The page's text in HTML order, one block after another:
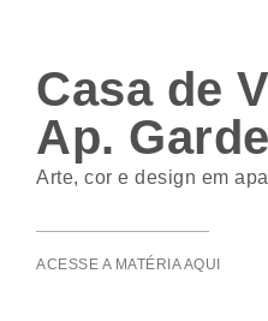
Casa de
Ap.
Arte, cor e design em
ACESSE A MATÉRIA AQUI